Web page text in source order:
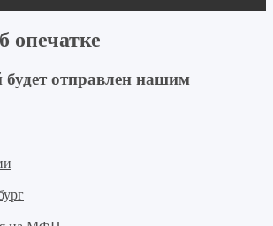
опечатке
будет отправлен нашим